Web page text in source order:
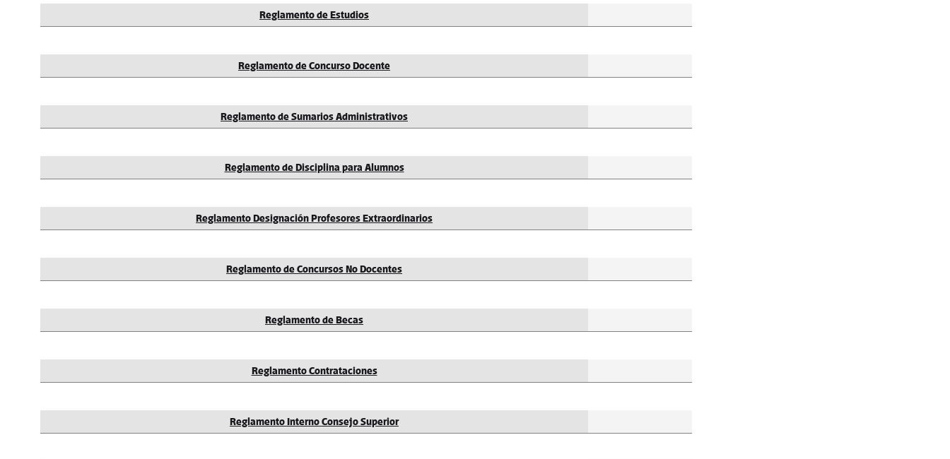
Reglamento de Estudios
Reglamento de Concurso Docente
Reglamento de Sumarios Administrativos
Reglamento de Disciplina para Alumnos
Reglamento Designación Profesores Extraordinarios
Reglamento de Concursos No Docentes
Reglamento de Becas
Reglamento Contrataciones
Reglamento Interno Consejo Superior